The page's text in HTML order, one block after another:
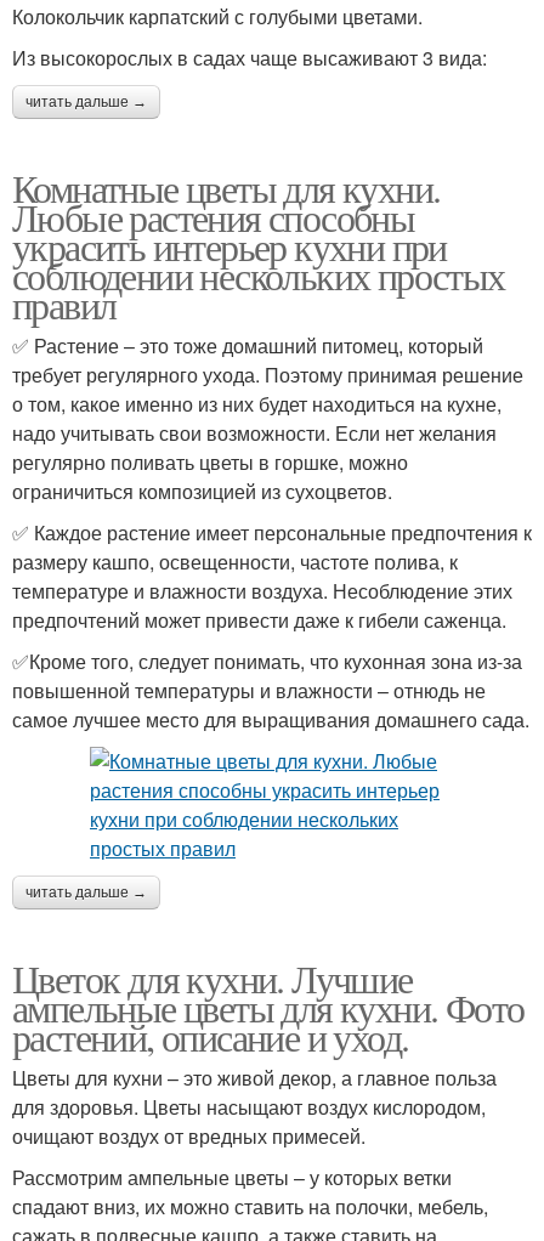
Колокольчик карпатский с голубыми цветами.
Из высокорослых в садах чаще высаживают 3 вида:
читать дальше →
Комнатные цветы для кухни.
Любые растения способны
украсить интерьер кухни при
соблюдении нескольких простых
правил
✅ Растение – это тоже домашний питомец, который
требует регулярного ухода. Поэтому принимая решение
о том, какое именно из них будет находиться на кухне,
надо учитывать свои возможности. Если нет желания
регулярно поливать цветы в горшке, можно
ограничиться композицией из сухоцветов.
✅ Каждое растение имеет персональные предпочтения к
размеру кашпо, освещенности, частоте полива, к
температуре и влажности воздуха. Несоблюдение этих
предпочтений может привести даже к гибели саженца.
✅Кроме того, следует понимать, что кухонная зона из-за
повышенной температуры и влажности – отнюдь не
самое лучшее место для выращивания домашнего сада.
читать дальше →
Цветок для кухни. Лучшие
ампельные цветы для кухни. Фото
растений, описание и уход.
Цветы для кухни – это живой декор, а главное польза
для здоровья. Цветы насыщают воздух кислородом,
очищают воздух от вредных примесей.
Рассмотрим ампельные цветы – у которых ветки
спадают вниз, их можно ставить на полочки, мебель,
сажать в подвесные кашпо, а также ставить на